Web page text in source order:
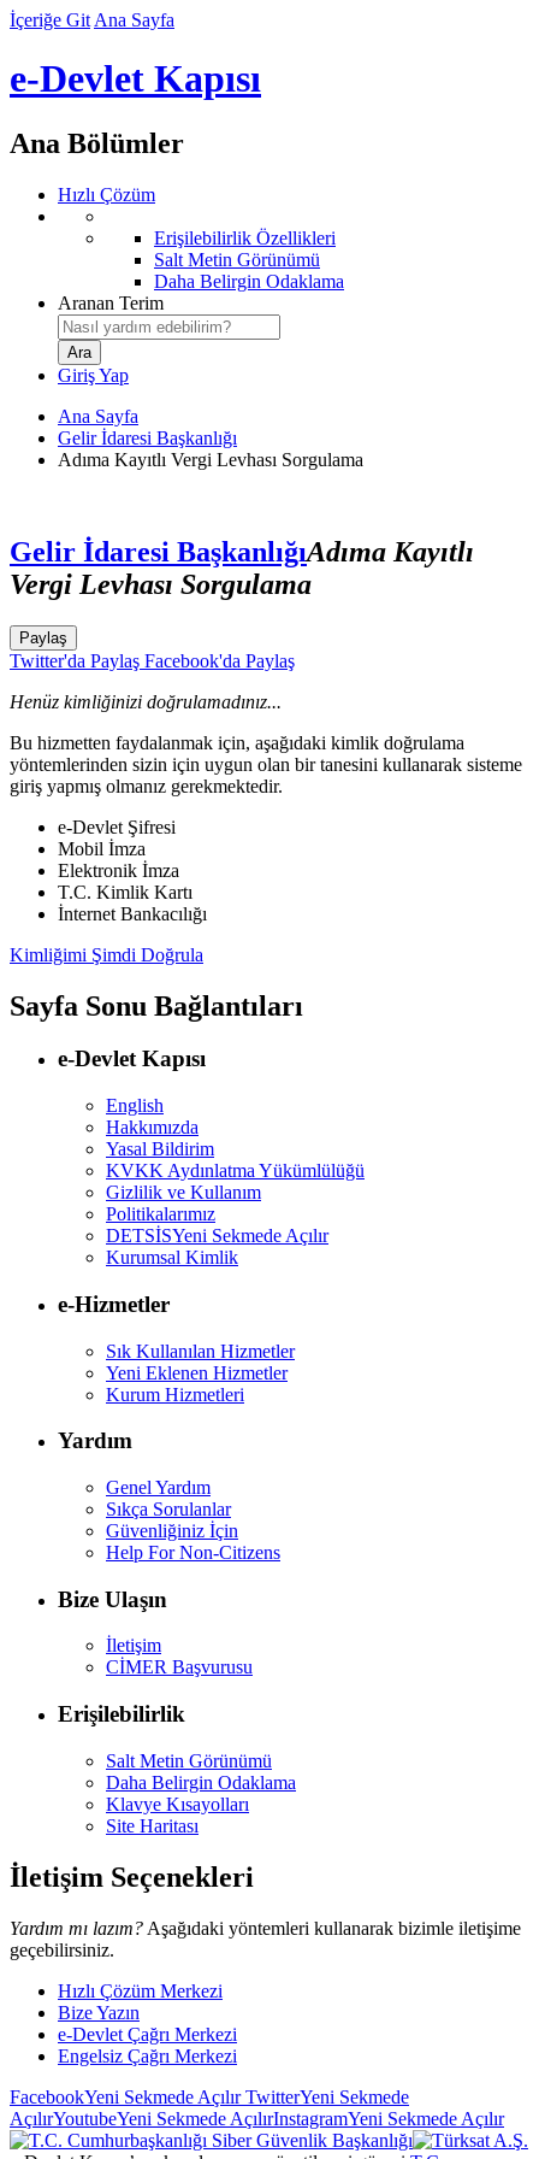
İçeriğe Git Ana Sayfa
e-Devlet Kapısı
Ana Bölümler
Hızlı Çözüm
Erişilebilirlik Özellikleri
Salt Metin Görünümü
Daha Belirgin Odaklama
Aranan Terim
Giriş Yap
Ana Sayfa
Gelir İdaresi Başkanlığı
Adıma Kayıtlı Vergi Levhası Sorgulama
Gelir İdaresi BaşkanlığıAdıma Kayıtlı
Vergi Levhası Sorgulama
Paylaş
Twitter'da Paylaş Facebook'da Paylaş
Henüz kimliğinizi doğrulamadınız...
Bu hizmetten faydalanmak için, aşağıdaki kimlik doğrulama
yöntemlerinden sizin için uygun olan bir tanesini kullanarak sisteme
giriş yapmış olmanız gerekmektedir.
e-Devlet Şifresi
Mobil İmza
Elektronik İmza
T.C. Kimlik Kartı
İnternet Bankacılığı
Kimliğimi Şimdi Doğrula
Sayfa Sonu Bağlantıları
e-Devlet Kapısı
English
Hakkımızda
Yasal Bildirim
KVKK Aydınlatma Yükümlülüğü
Gizlilik ve Kullanım
Politikalarımız
DETSİSYeni Sekmede Açılır
Kurumsal Kimlik
e-Hizmetler
Sık Kullanılan Hizmetler
Yeni Eklenen Hizmetler
Kurum Hizmetleri
Yardım
Genel Yardım
Sıkça Sorulanlar
Güvenliğiniz İçin
Help For Non-Citizens
Bize Ulaşın
İletişim
CİMER Başvurusu
Erişilebilirlik
Salt Metin Görünümü
Daha Belirgin Odaklama
Klavye Kısayolları
Site Haritası
İletişim Seçenekleri
Yardım mı lazım? Aşağıdaki yöntemleri kullanarak bizimle iletişime
geçebilirsiniz.
Hızlı Çözüm Merkezi
Bize Yazın
e-Devlet Çağrı Merkezi
Engelsiz Çağrı Merkezi
FacebookYeni Sekmede AçılırTwitterYeni Sekmede
AçılırYoutubeYeni Sekmede AçılırInstagramYeni Sekmede Açılır